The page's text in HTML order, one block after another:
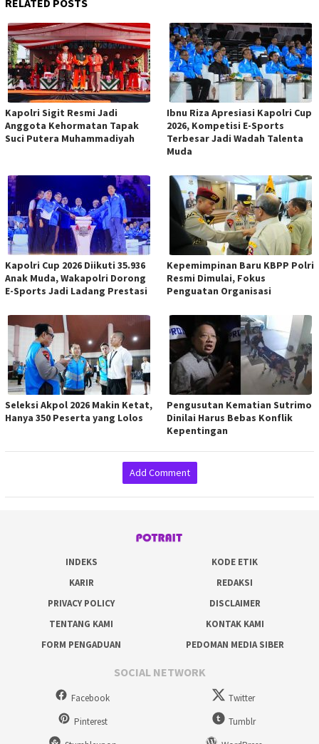
RELATED POSTS
Kapolri Sigit Resmi Jadi
Anggota Kehormatan Tapak
Suci Putera Muhammadiyah
Ibnu Riza Apresiasi Kapolri Cup
2026, Kompetisi E-Sports
Terbesar Jadi Wadah Talenta
Muda
Kapolri Cup 2026 Diikuti 35.936
Anak Muda, Wakapolri Dorong
E-Sports Jadi Ladang Prestasi
Kepemimpinan Baru KBPP Polri
Resmi Dimulai, Fokus
Penguatan Organisasi
Seleksi Akpol 2026 Makin Ketat,
Hanya 350 Peserta yang Lolos
Pengusutan Kematian Sutrimo
Dinilai Harus Bebas Konflik
Kepentingan
Add Comment
INDEKS
KODE ETIK
KARIR
REDAKSI
PRIVACY POLICY
DISCLAIMER
TENTANG KAMI
KONTAK KAMI
FORM PENGADUAN
PEDOMAN MEDIA SIBER
SOCIAL NETWORK
Facebook
Twitter
Pinterest
Tumblr